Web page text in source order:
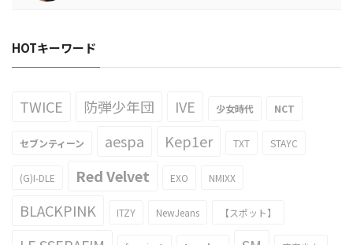
HOTキーワード
TWICE 防弾少年団 IVE 少女時代 NCT
セブンティーン aespa Kep1er TXT STAYC
(G)I-DLE Red Velvet EXO NMIXX
BLACKPINK ITZY NewJeans 【スポット】